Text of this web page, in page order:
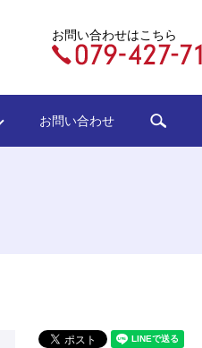
お問い合わせはこちら
お問い合わせ